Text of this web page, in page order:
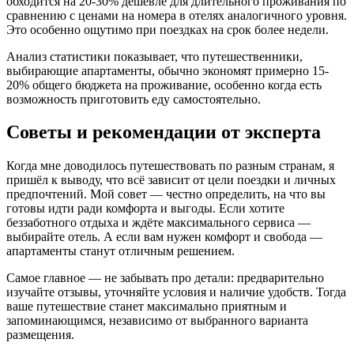
сравнению с ценами на номера в отелях аналогичного уровня.
Это особенно ощутимо при поездках на срок более недели.
Анализ статистики показывает, что путешественники,
выбирающие апартаменты, обычно экономят примерно 15-
20% общего бюджета на проживание, особенно когда есть
возможность приготовить еду самостоятельно.
Советы и рекомендации от эксперта
Когда мне доводилось путешествовать по разным странам, я
пришёл к выводу, что всё зависит от цели поездки и личных
предпочтений. Мой совет — честно определить, на что вы
готовы идти ради комфорта и выгоды. Если хотите
беззаботного отдыха и ждёте максимального сервиса —
выбирайте отель. А если вам нужен комфорт и свобода —
апартаменты станут отличным решением.
Самое главное — не забывать про детали: предварительно
изучайте отзывы, уточняйте условия и наличие удобств. Тогда
ваше путешествие станет максимально приятным и
запоминающимся, независимо от выбранного варианта
размещения.